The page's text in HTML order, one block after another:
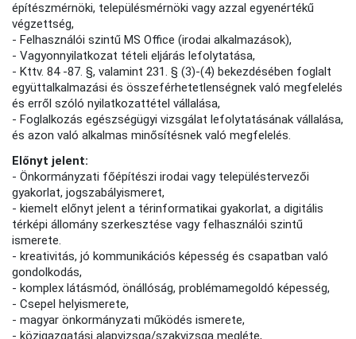
építészmérnöki, településmérnöki vagy azzal egyenértékű
végzettség,
- Felhasználói szintű MS Office (irodai alkalmazások),
- Vagyonnyilatkozat tételi eljárás lefolytatása,
- Kttv. 84 -87. §, valamint 231. § (3)-(4) bekezdésében foglalt
együttalkalmazási és összeférhetetlenségnek való megfelelés
és erről szóló nyilatkozattétel vállalása,
- Foglalkozás egészségügyi vizsgálat lefolytatásának vállalása,
és azon való alkalmas minősítésnek való megfelelés.
Előnyt jelent:
- Önkormányzati főépítészi irodai vagy településtervezői
gyakorlat, jogszabályismeret,
- kiemelt előnyt jelent a térinformatikai gyakorlat, a digitális
térképi állomány szerkesztése vagy felhasználói szintű
ismerete.
- kreativitás, jó kommunikációs képesség és csapatban való
gondolkodás,
- komplex látásmód, önállóság, problémamegoldó képesség,
- Csepel helyismerete,
- magyar önkormányzati működés ismerete,
- közigazgatási alapvizsga/szakvizsga megléte,